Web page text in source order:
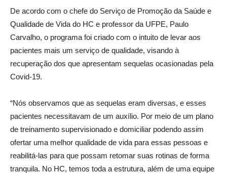
De acordo com o chefe do Serviço de Promoção da Saúde e
Qualidade de Vida do HC e professor da UFPE, Paulo
Carvalho, o programa foi criado com o intuito de levar aos
pacientes mais um serviço de qualidade, visando à
recuperação dos que apresentam sequelas ocasionadas pela
Covid-19.
“Nós observamos que as sequelas eram diversas, e esses
pacientes necessitavam de um auxílio. Por meio de um plano
de treinamento supervisionado e domiciliar podendo assim
ofertar uma melhor qualidade de vida para essas pessoas e
reabilitá-las para que possam retomar suas rotinas de forma
tranquila. No HC, temos toda a estrutura, além de uma equipe